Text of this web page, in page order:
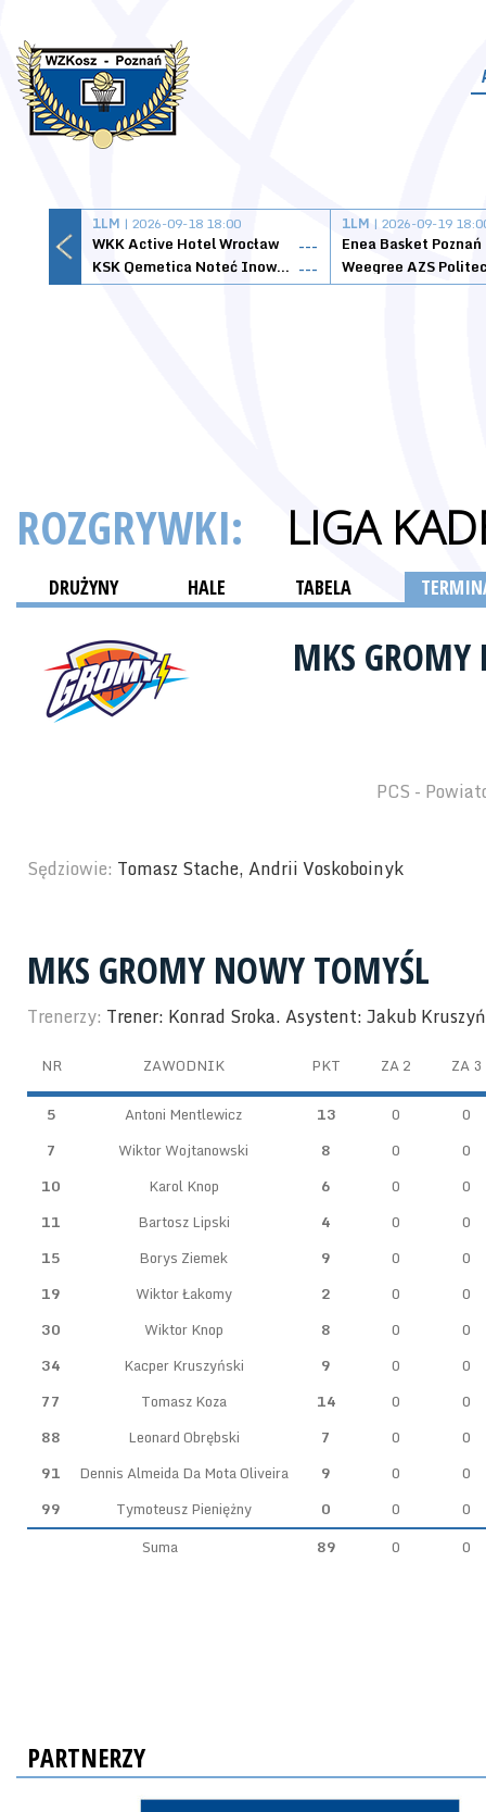
1LM | 2026-09-18 18:00
WKK Active Hotel Wrocław
---
KSK Qemetica Noteć Inowrocław ---
1LM | 2026-09-19
Enea Basket Poznań
ROZGRYWKI: LIGA
DRUŻYNY HALE TABELA
MKS
PCS -
Sędziowie: Tomasz Stache, Andrii Voskoboinyk
MKS GROMY NOWY TOMYŚL
Trenerzy: Trener: Konrad Sroka. Asystent: Jakub
NR ZAWODNIK PKT ZA 2 ZA 3
5 Antoni Mentlewicz 13 0
0
7
Wiktor Wojtanowski 8 0
0
10
Karol Knop 6 0
0
11
Bartosz Lipski 4 0
0
15
Borys Ziemek 9 0
0
19
Wiktor Łakomy 2 0
0
30
Wiktor Knop 8 0
0
34
Kacper Kruszyński 9 0
0
77
Tomasz Koza 14 0
0
88
Leonard Obrębski 7 0
0
91
Dennis Almeida Da Mota Oliveira 9 0
0
99
Tymoteusz Pieniężny 0 0
0
Suma
89 0 0
PARTNERZY